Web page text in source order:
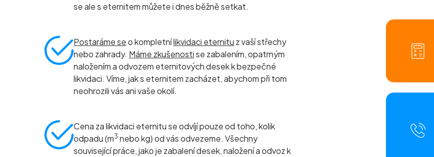
se ale s eternitem můžete i dnes běžně setkat.
Postaráme seo kompletnílikvidaci eternitu z vaší střechy
nebo zahrady. Máme zkušenostise zabalením, opatrným
naložením a odvozem eternitových desek k bezpečné
likvidaci. Víme, jak s eternitem zacházet, abychom při tom
neohrozili vás ani vaše okolí.
Cena za likvidaci eternitu se odvíjí pouze od toho, kolik
odpadu (m3 nebo kg) od vás odvezeme. Všechny
související práce, jako je zabalení desek, naložení a odvoz k